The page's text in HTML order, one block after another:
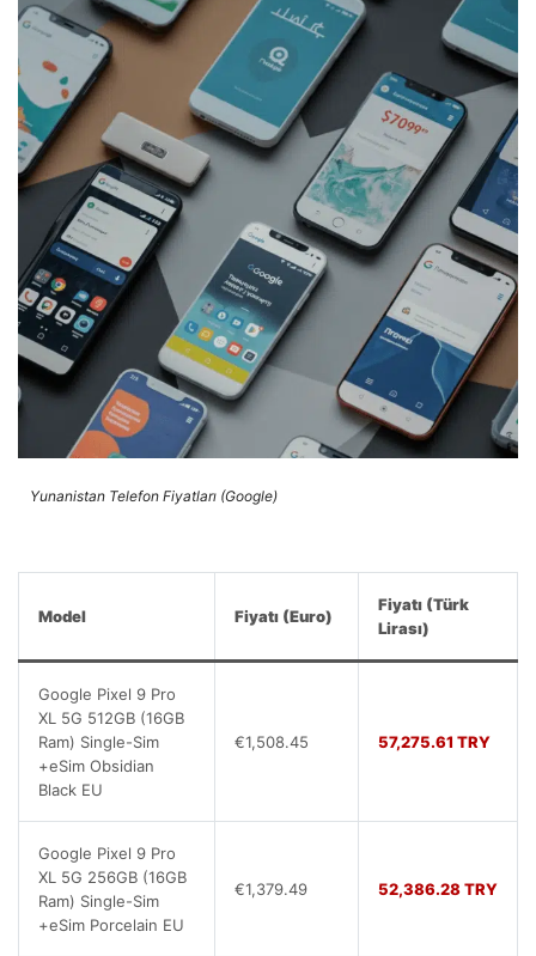
Yunanistan Telefon Fiyatları (Google)
Model Fiyatı (Euro)
Fiyatı (Türk
Lirası)
Google Pixel 9 Pro
XL 5G 512GB (16GB
Ram) Single-Sim
+eSim Obsidian
Black EU
€1,508.45 57,275.61 TRY
Google Pixel 9 Pro
XL 5G 256GB (16GB
Ram) Single-Sim
+eSim Porcelain EU
€1,379.49 52,386.28 TRY